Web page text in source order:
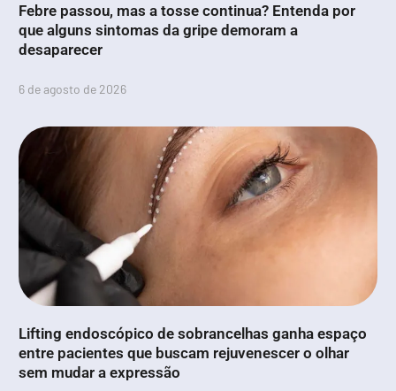
Febre passou, mas a tosse continua? Entenda por
que alguns sintomas da gripe demoram a
desaparecer
6 de agosto de 2026
Lifting endoscópico de sobrancelhas ganha espaço
entre pacientes que buscam rejuvenescer o olhar
sem mudar a expressão